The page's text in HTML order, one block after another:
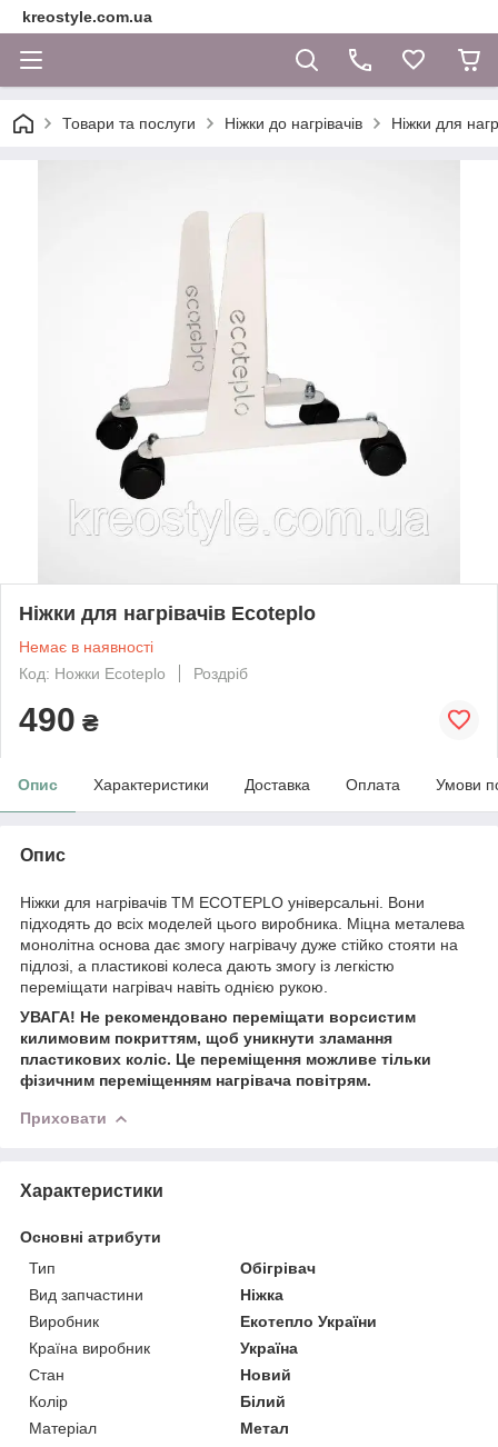
kreostyle.com.ua
Товари та послуги Ніжки до нагрівачів Ніжки для
Ніжки для нагрівачів Ecoteplo
Немає в наявності
Код: Ножки Ecoteplo
Роздріб
490 ₴
Опис Характеристики Доставка Оплата Умови
Опис
Ніжки для нагрівачів TM ECOTEPLO універсальні. Вони
підходять до всіх моделей цього виробника. Міцна металева
монолітна основа дає змогу нагрівачу дуже стійко стояти на
підлозі, а пластикові колеса дають змогу із легкістю
переміщати нагрівач навіть однією рукою.
УВАГА! Не рекомендовано переміщати ворсистим
килимовим покриттям, щоб уникнути зламання
пластикових коліс. Це переміщення можливе тільки
фізичним переміщенням нагрівача повітрям.
Приховати
Характеристики
Основні атрибути
Тип
Обігрівач
Вид запчастини
Ніжка
Виробник
Екотепло України
Країна виробник
Україна
Стан
Новий
Колір
Білий
Матеріал
Метал